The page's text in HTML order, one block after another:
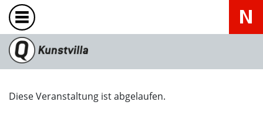
Diese Veranstaltung ist abgelaufen.